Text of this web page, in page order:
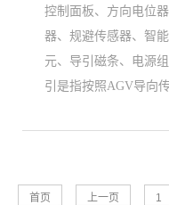
控制面板、方向电位
器、规避传感器、智
元、导引磁条、电源
引是指按照AGV导向
首页 上一页 1